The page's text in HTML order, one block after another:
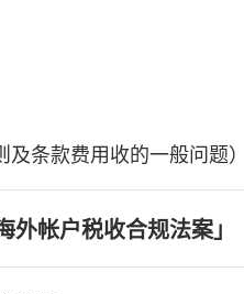
及条款费用收的一般问题）
外帐户税收合规法案」